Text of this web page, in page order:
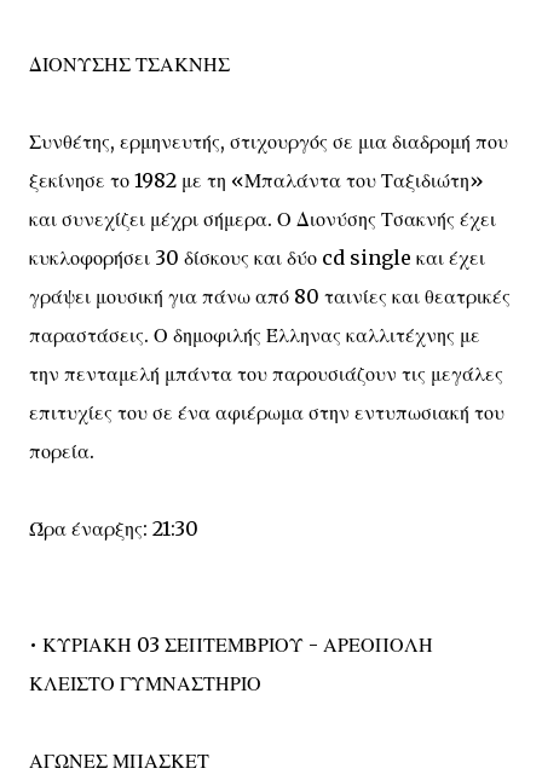
ΔΙΟΝΥΣΗΣ ΤΣΑΚΝΗΣ
Συνθέτης, ερμηνευτής, στιχουργός σε μια διαδρομή που
ξεκίνησε το 1982 με τη «Μπαλάντα του Ταξιδιώτη»
και συνεχίζει μέχρι σήμερα. Ο Διονύσης Τσακνής έχει
κυκλοφορήσει 30 δίσκους και δύο cd single και έχει
γράψει μουσική για πάνω από 80 ταινίες και θεατρικές
παραστάσεις. Ο δημοφιλής Έλληνας καλλιτέχνης με
την πενταμελή μπάντα του παρουσιάζουν τις μεγάλες
επιτυχίες του σε ένα αφιέρωμα στην εντυπωσιακή του
πορεία.
Ώρα έναρξης: 21:30
• ΚΥΡΙΑΚΗ 03 ΣΕΠΤΕΜΒΡΙΟΥ - ΑΡΕΟΠΟΛΗ
ΚΛΕΙΣΤΟ ΓΥΜΝΑΣΤΗΡΙΟ
ΑΓΩΝΕΣ ΜΠΑΣΚΕΤ